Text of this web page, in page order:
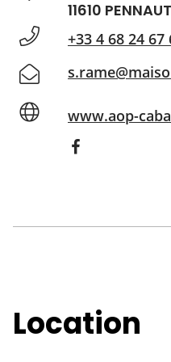
11610
+33 4 68 24 67
www.aop-
Location